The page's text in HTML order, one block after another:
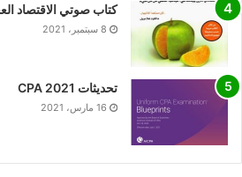
كتاب صوتي الاقتصاد
8 سبتمبر، 2021
تحديثات CPA 2021
16 مارس، 2021